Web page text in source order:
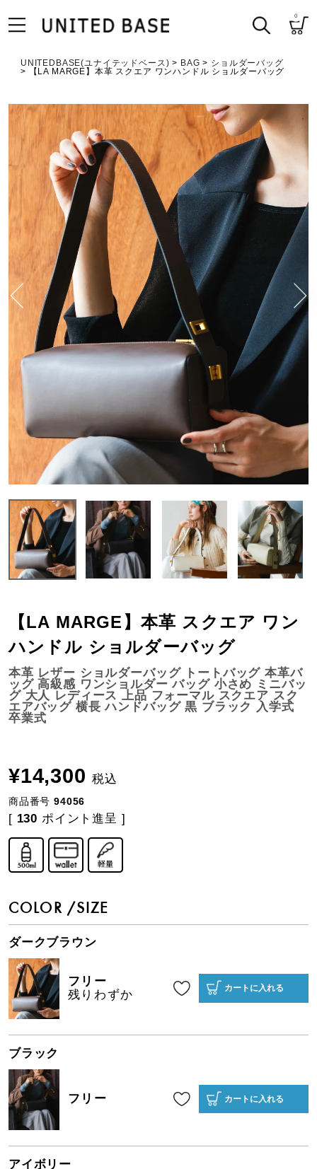
0
UNITEDBASE(ユナイテッドベース) BAG
ショルダーバッグ
【LA MARGE】本革 スクエア ワンハンドル ショルダーバッグ
本革 レザー ショルダーバッグ トートバッグ 本革バ
ッグ 高級感 ワンショルダー バッグ 小さめ ミニバッ
グ 大人 レディース 上品 フォーマル スクエア スク
エアバッグ 横長 ハンドバッグ 黒 ブラック 入学式
卒業式
【LA MARGE】本革 スクエア ワン
ハンドル ショルダーバッグ
¥14,300 税込
商品番号 94056
[ 130 ポイント進呈 ]
COLOR SIZE
ダークブラウン
フリー
残りわずか
カートに入れる
ブラック
フリー カートに入れる
アイボリー